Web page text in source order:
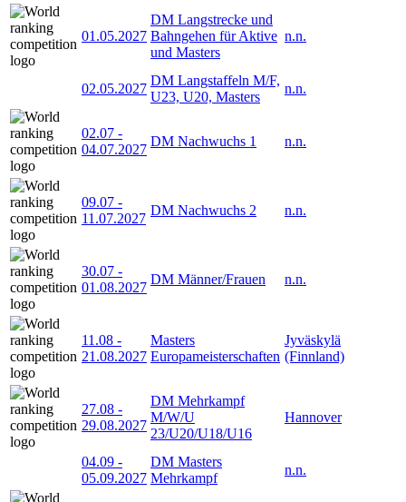
01.05.2027
DM Langstrecke und
Bahngehen für Aktive
und Masters
n.n.
02.05.2027
DM Langstaffeln M/F,
U23, U20, Masters
n.n.
02.07 -
04.07.2027
DM Nachwuchs 1 n.n.
09.07 -
11.07.2027
DM Nachwuchs 2 n.n.
30.07 -
01.08.2027
DM Männer/Frauen n.n.
11.08 -
21.08.2027
Masters
Europameisterschaften
Jyväskylä
(Finnland)
27.08 -
29.08.2027
DM Mehrkampf
M/W/U
23/U20/U18/U16
Hannover
04.09 -
05.09.2027
DM Masters
Mehrkampf
n.n.